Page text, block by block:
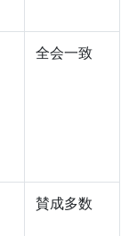
全会一致
賛成多数